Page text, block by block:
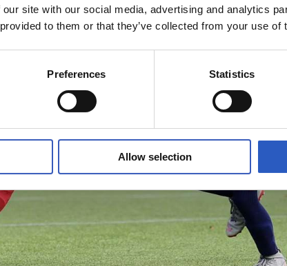
site with our social media, advertising and analytics
to them or that they’ve collected from your use of
Preferences Statistics
Allow selection